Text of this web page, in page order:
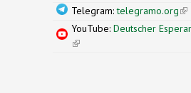
Telegram:telegramo.org
YouTube: Deutscher
(link is external)